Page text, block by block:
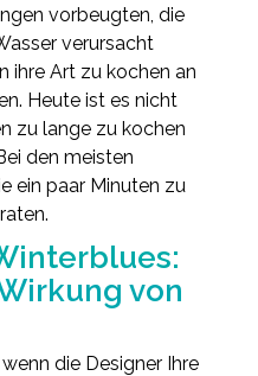
vorbeugten, die
verursacht
ihre Art zu kochen an
Heute ist es nicht
zu lange zu kochen
den meisten
ein paar Minuten zu
von
die Designer Ihre